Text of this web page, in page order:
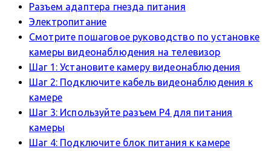
Разъем адаптера гнезда питания
Электропитание
Смотрите пошаговое руководство по установке
камеры видеонаблюдения на телевизор
Шаг 1: Установите камеру видеонаблюдения
Шаг 2: Подключите кабель видеонаблюдения к
камере
Шаг 3: Используйте разъем P4 для питания
камеры
Шаг 4: Подключите блок питания к камере